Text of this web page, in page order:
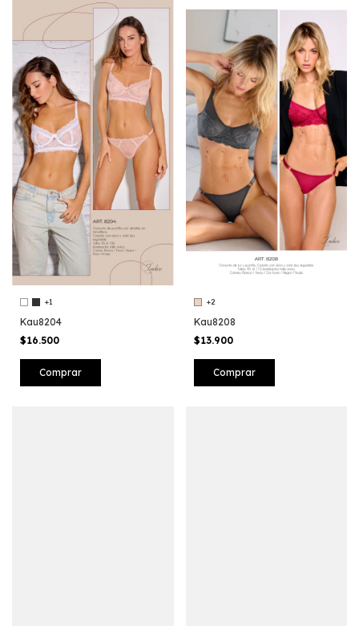
+1
Kau8204
$16.500
Comprar
+2
Kau8208
$13.900
Comprar